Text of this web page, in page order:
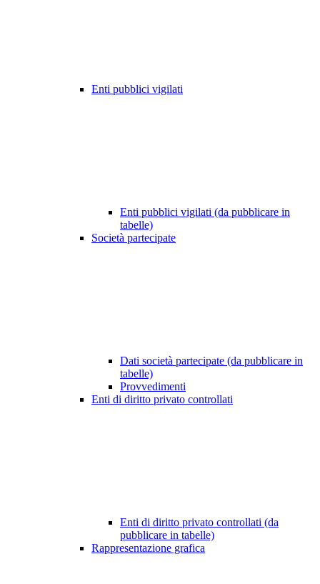
Enti pubblici vigilati
Enti pubblici vigilati (da pubblicare in
tabelle)
Società partecipate
Dati società partecipate (da pubblicare in
tabelle)
Provvedimenti
Enti di diritto privato controllati
Enti di diritto privato controllati (da
pubblicare in tabelle)
Rappresentazione grafica